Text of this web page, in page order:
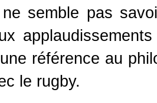
ne semble pas
référence au
le rugby.